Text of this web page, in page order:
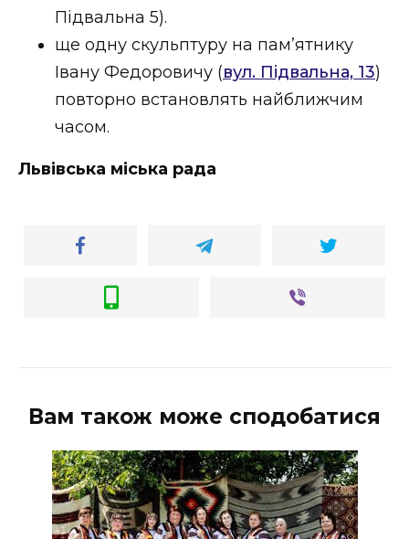
Підвальна 5).
ще одну скульптуру на пам’ятнику
Івану Федоровичу (вул. Підвальна, 13)
повторно встановлять найближчим
часом.
Львівська міська рада
Вам також може сподобатися